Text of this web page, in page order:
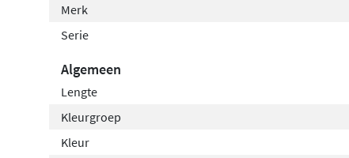
Merk
Serie
Algemeen
Lengte
Kleurgroep
Kleur